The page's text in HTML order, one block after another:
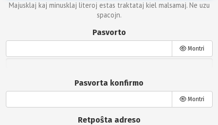
Majusklaj kaj minusklaj literoj estas traktataj kiel malsamaj. Ne uzu
spacojn.
Pasvorto
Montri
Pasvorta konfirmo
Montri
Retpoŝta adreso